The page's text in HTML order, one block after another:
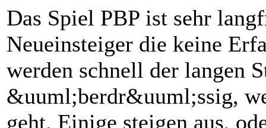
Das Spiel PBP ist sehr
Neueinsteiger die keine
werden schnell der langen
&uuml;berdr&uuml;ssig,
geht. Einige steigen aus,